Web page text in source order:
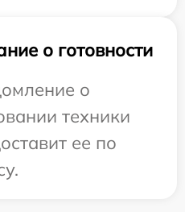
о готовности
о
техники
ее по